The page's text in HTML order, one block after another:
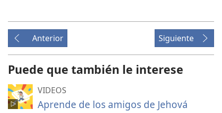
video
Anterior Siguiente
Puede que también le interese
VIDEOS
Aprende de los amigos de Jehová